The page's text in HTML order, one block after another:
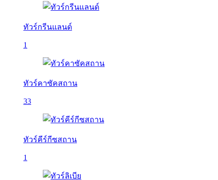
ทัวร์กรีนแลนด์
1
ทัวร์คาซัคสถาน
33
ทัวร์คีร์กีซสถาน
1